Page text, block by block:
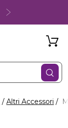
Altri Accessori